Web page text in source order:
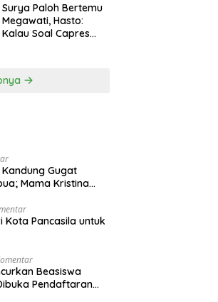
Surya Paloh Bertemu
Megawati, Hasto:
Kalau Soal Capres
Gugat
Mama Kristina
Kota Pancasila untuk
Beasiswa
Pendaftaran